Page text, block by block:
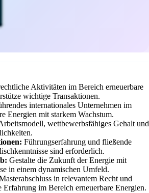
Aktivitäten im Bereich erneuerbare
wichtige Transaktionen.
internationales Unternehmen im
Energien mit starkem Wachstum.
wettbewerbsfähiges Gehalt und
Führungserfahrung und fließende
sind erforderlich.
Gestalte die Zukunft der Energie mit
in einem dynamischen Umfeld.
in relevantem Recht und
Erfahrung im Bereich erneuerbare Energien.